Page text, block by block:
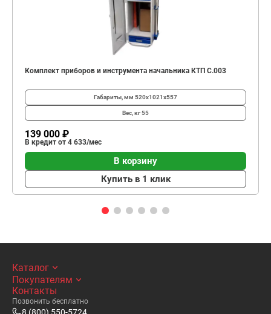
Комплект приборов и инструмента начальника КТП C.003
Габариты, мм 520х1021х557
Вес, кг55
139 000 ₽
В кредит от 4 633/мес
В корзину
Купить в 1 клик
Каталог
Покупателям
Контакты
Позвонить бесплатно
8 (800) 550-5724